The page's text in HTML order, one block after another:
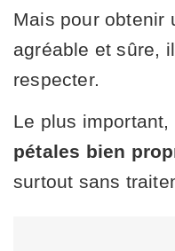
Mais pour obtenir
agréable et sûre,
respecter.
Le plus important,
pétales bien
surtout sans